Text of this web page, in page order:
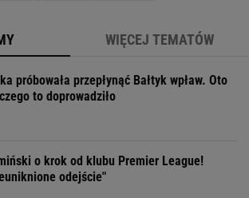
WIĘCEJ TEMATÓW
próbowała przepłynąć Bałtyk wpław. Oto
to doprowadziło
o krok od klubu Premier League!
odejście"